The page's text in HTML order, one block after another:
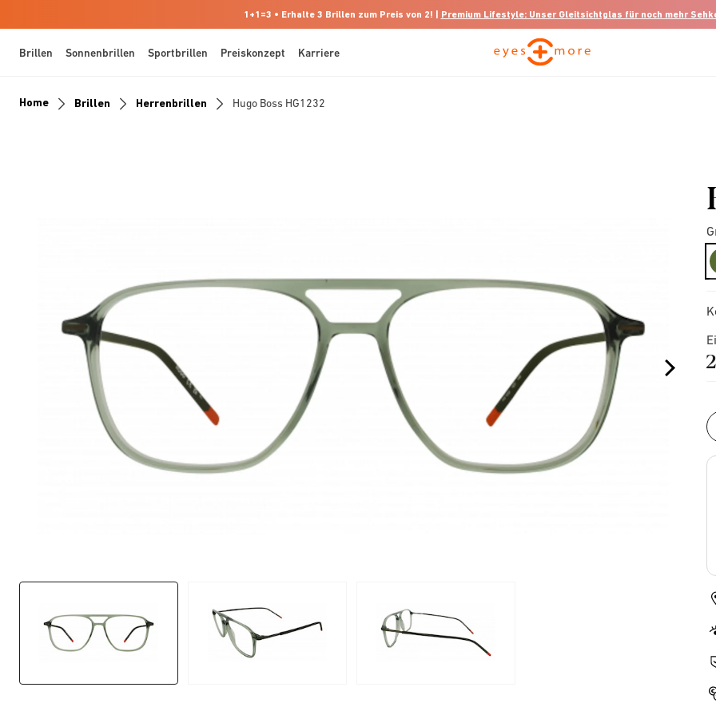
1+1=3 • Erhalte 3 Brillen zum Preis von 2! | Premium Lifestyle: Unser Gleitsichtglas für noch mehr
Brillen Sonnenbrillen Sportbrillen Preiskonzept Karriere
Home Brillen Herrenbrillen Hugo Boss HG1232